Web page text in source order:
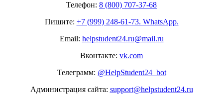
Телефон: 8 (800) 707-37-68
Пишите: +7 (999) 248-61-73. WhatsApp.
Email: helpstudent24.ru@mail.ru
Вконтакте: vk.com
Телеграмм: @HelpStudent24_bot
Администрация сайта: support@helpstudent24.ru